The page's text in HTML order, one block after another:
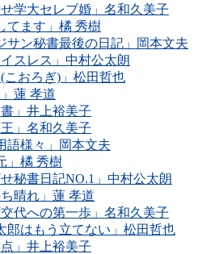
学大セレブ婚」名和久美子
てます」橘 秀樹
サン秘書最後の日記」岡本文夫
スレス」中村公太朗
こおろぎ)」松田哲也
蓮 孝道
」井上裕美子
」名和久美子
語様々」岡本文夫
」橘 秀樹
秘書日記NO.1」中村公太朗
晴れ」蓮 孝道
代への第一歩」名和久美子
郎はもう立てない」松田哲也
」井上裕美子